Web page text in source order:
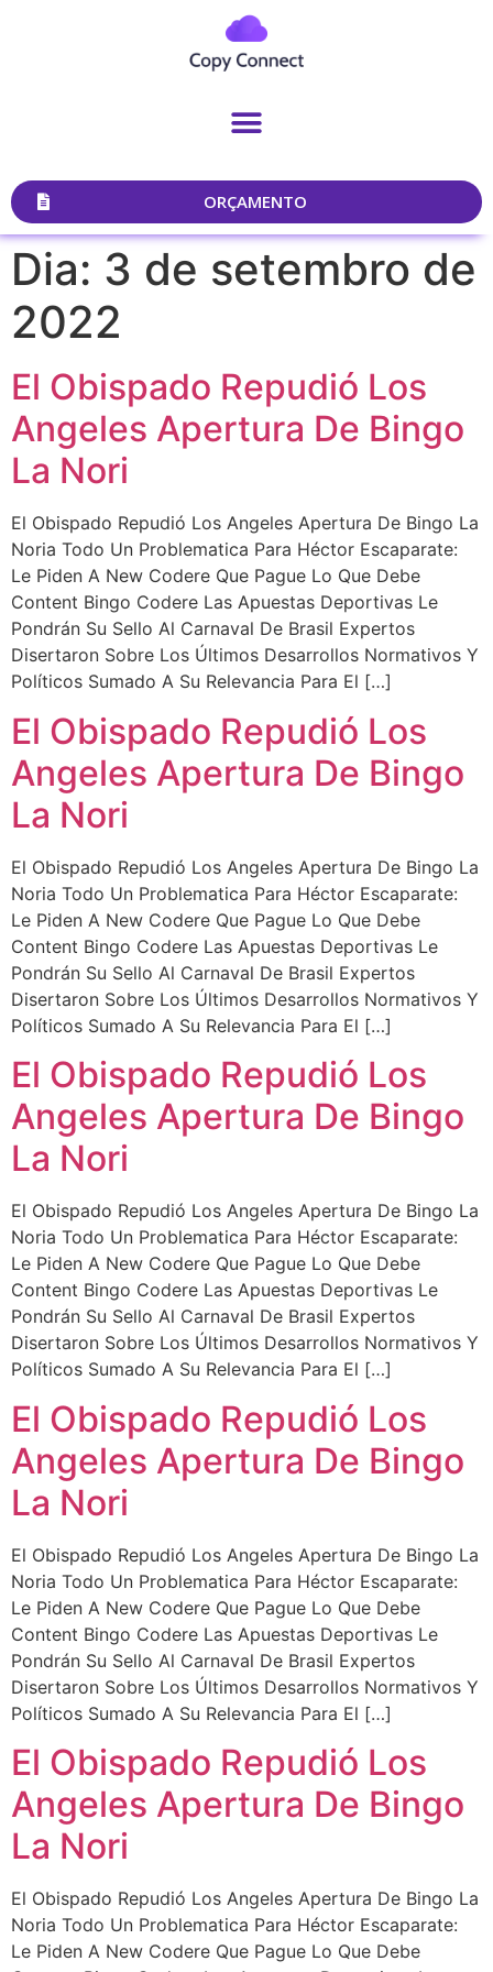
ORÇAMENTO
Dia: 3 de setembro de
2022
El Obispado Repudió Los
Angeles Apertura De Bingo
La Nori
El Obispado Repudió Los Angeles Apertura De Bingo La
Noria Todo Un Problematica Para Héctor Escaparate:
Le Piden A New Codere Que Pague Lo Que Debe
Content Bingo Codere Las Apuestas Deportivas Le
Pondrán Su Sello Al Carnaval De Brasil Expertos
Disertaron Sobre Los Últimos Desarrollos Normativos Y
Políticos Sumado A Su Relevancia Para El […]
El Obispado Repudió Los
Angeles Apertura De Bingo
La Nori
El Obispado Repudió Los Angeles Apertura De Bingo La
Noria Todo Un Problematica Para Héctor Escaparate:
Le Piden A New Codere Que Pague Lo Que Debe
Content Bingo Codere Las Apuestas Deportivas Le
Pondrán Su Sello Al Carnaval De Brasil Expertos
Disertaron Sobre Los Últimos Desarrollos Normativos Y
Políticos Sumado A Su Relevancia Para El […]
El Obispado Repudió Los
Angeles Apertura De Bingo
La Nori
El Obispado Repudió Los Angeles Apertura De Bingo La
Noria Todo Un Problematica Para Héctor Escaparate:
Le Piden A New Codere Que Pague Lo Que Debe
Content Bingo Codere Las Apuestas Deportivas Le
Pondrán Su Sello Al Carnaval De Brasil Expertos
Disertaron Sobre Los Últimos Desarrollos Normativos Y
Políticos Sumado A Su Relevancia Para El […]
El Obispado Repudió Los
Angeles Apertura De Bingo
La Nori
El Obispado Repudió Los Angeles Apertura De Bingo La
Noria Todo Un Problematica Para Héctor Escaparate:
Le Piden A New Codere Que Pague Lo Que Debe
Content Bingo Codere Las Apuestas Deportivas Le
Pondrán Su Sello Al Carnaval De Brasil Expertos
Disertaron Sobre Los Últimos Desarrollos Normativos Y
Políticos Sumado A Su Relevancia Para El […]
El Obispado Repudió Los
Angeles Apertura De Bingo
La Nori
El Obispado Repudió Los Angeles Apertura De Bingo La
Noria Todo Un Problematica Para Héctor Escaparate:
Le Piden A New Codere Que Pague Lo Que Debe